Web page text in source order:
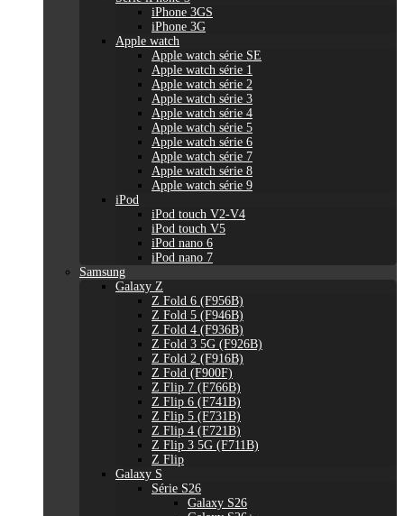
iPhone 3GS
iPhone 3G
Apple watch
Apple watch série SE
Apple watch série 1
Apple watch série 2
Apple watch série 3
Apple watch série 4
Apple watch série 5
Apple watch série 6
Apple watch série 7
Apple watch série 8
Apple watch série 9
iPod
iPod touch V2-V4
iPod touch V5
iPod nano 6
iPod nano 7
Samsung
Galaxy Z
Z Fold 6 (F956B)
Z Fold 5 (F946B)
Z Fold 4 (F936B)
Z Fold 3 5G (F926B)
Z Fold 2 (F916B)
Z Fold (F900F)
Z Flip 7 (F766B)
Z Flip 6 (F741B)
Z Flip 5 (F731B)
Z Flip 4 (F721B)
Z Flip 3 5G (F711B)
Z Flip
Galaxy S
Série S26
Galaxy S26